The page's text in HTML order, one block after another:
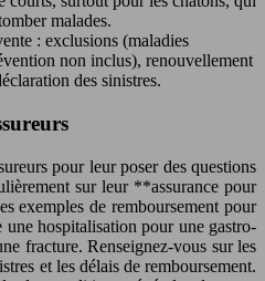
malades.
: exclusions (maladies
non inclus), renouvellement
des sinistres.
pour leur poser des questions
sur leur **assurance pour
exemples de remboursement pour
une hospitalisation pour une gastro-
fracture. Renseignez-vous sur les
et les délais de remboursement.